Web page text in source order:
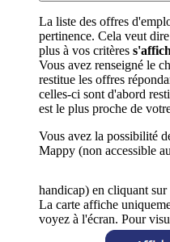
La liste des offres
pertinence. Cela veut
plus à vos critères
Vous avez renseigné le
restitue les offres
celles-ci sont d'abord
est le plus proche de
Vous avez la possibilité
Mappy (non accessible
handicap) en cliquant sur
La carte affiche
voyez à l'écran. Pour